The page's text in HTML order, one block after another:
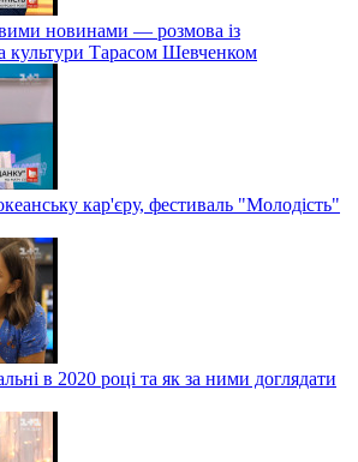
новинами — розмова із
культури Тарасом Шевченком
кар'єру, фестиваль "Молодість"
в 2020 році та як за ними доглядати